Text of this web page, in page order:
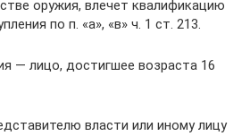
оружия, влечет квалификацию
по п. «а», «в» ч. 1 ст. 213.
— лицо, достигшее возраста 16
власти или иному лицу